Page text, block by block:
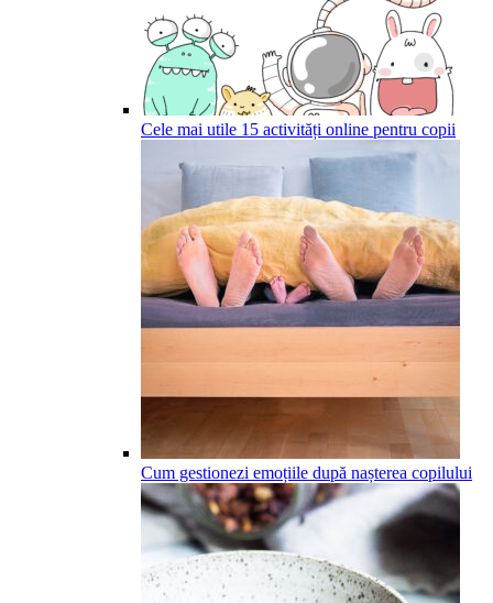
Cele mai utile 15 activități online pentru copii
Cum gestionezi emoțiile după nașterea copilului